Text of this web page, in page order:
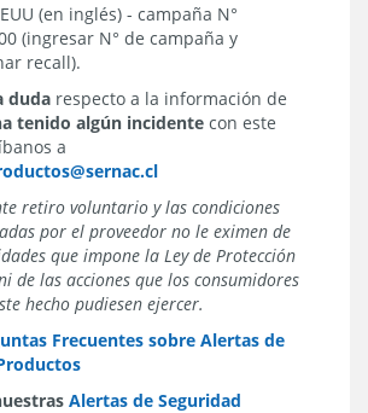
(en inglés) - campaña N°
(ingresar N° de campaña y
recall).
duda respecto a la información de
tenido algún incidente con este
a
retiro voluntario y las condiciones
por el proveedor no le eximen de
que impone la Ley de Protección
de las acciones que los consumidores
hecho pudiesen ejercer.
Frecuentes sobre Alertas de
Alertas de Seguridad